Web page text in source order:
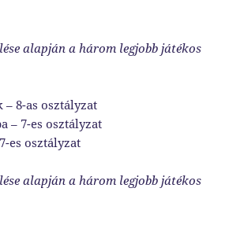
alapján a három legjobb játékos
8-as osztályzat
– 7-es osztályzat
es osztályzat
alapján a három legjobb játékos